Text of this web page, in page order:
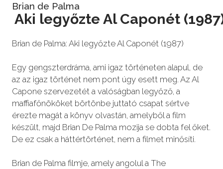
Brian de Palma
Aki legyőzte Al Caponét
Brian de Palma: Aki legyőzte Al Caponét (1987)
Egy gengszterdráma, ami igaz történeten alapul, de
az az igaz történet nem pont úgy esett meg. Az Al
Capone szervezetét a valóságban legyőző, a
maffiafőnököket börtönbe juttató csapat sértve
érezte magát a könyv olvastán, amelyből a film
készült, majd Brian De Palma mozija se dobta fel őket.
De ez csak a háttértörténet, nem a filmet minősíti.
Brian de Palma filmje, amely angolul a The